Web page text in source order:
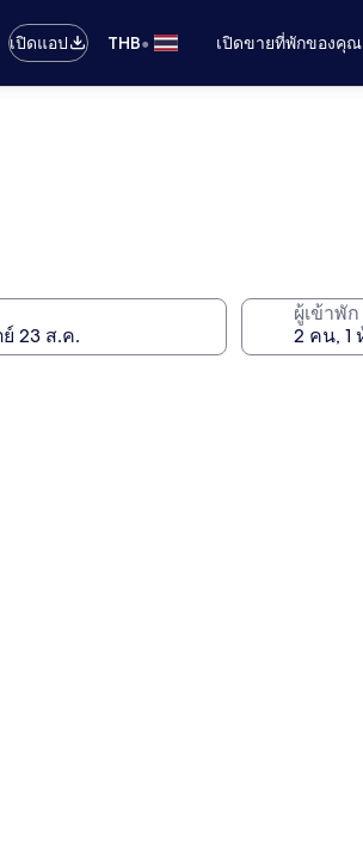
เปิดแอป
THB• เปิดขายที่พักของคุณ
ผู้เข้าพัก